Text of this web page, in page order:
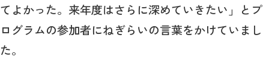
てよかった。来年度はさらに深めていきたい」とプ
ログラムの参加者にねぎらいの言葉をかけていまし
た。